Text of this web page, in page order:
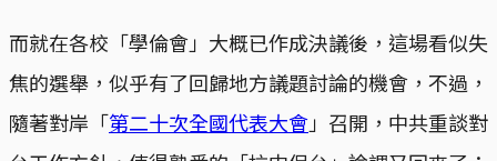
而就在各校「學倫會」大概已作成決議後，這場看似失
焦的選舉，似乎有了回歸地方議題討論的機會，不過，
隨著對岸「第二十次全國代表大會」召開，中共重談對